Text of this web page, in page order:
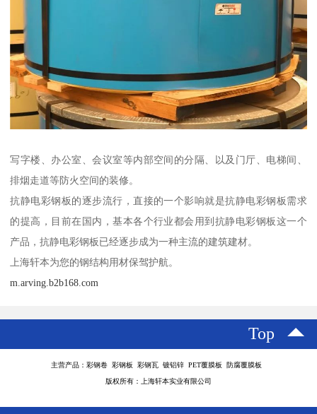
写字楼、办公室、会议室等内部空间的分隔、以及门厅、电梯间、
排烟走道等防火空间的装修。
抗静电彩钢板的逐步流行，直接的一个影响就是抗静电彩钢板需求
的提高，目前在国内，基本各个行业都会用到抗静电彩钢板这一个
产品，抗静电彩钢板已经逐步成为一种主流的建筑建材。
上海轩本为您的钢结构用材保驾护航。
m.arving.b2b168.com
Top
主营产品：彩钢卷 彩钢板 彩钢瓦 镀铝锌 PET覆膜板 防腐覆膜板
版权所有：上海轩本实业有限公司